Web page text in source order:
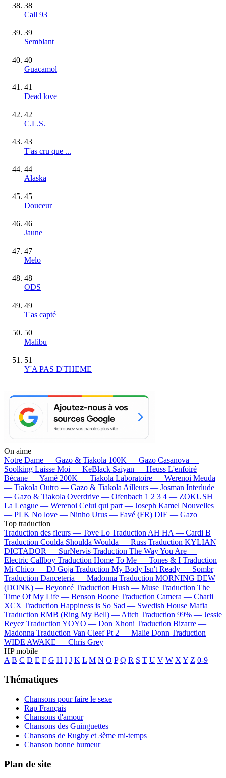
38
Call 93
39
Semblant
40
Guacamol
41
Dead love
42
C.L.S.
43
T'as cru que ...
44
Alaska
45
Douceur
46
Jaune
47
Melo
48
ODS
49
T'as capté
50
Malibu
51
Y'A PAS D'THEME
On aime
Notre Dame — Gazo & Tiakola 100K — Gazo Casanova —
Soolking Laisse Moi — KeBlack Saiyan — Heuss L'enfoiré
Bécane —Yamê 200K — Tiakola Laboratoire — Werenoi Meuda
— Tiakola Outro — Gazo & Tiakola Ailleurs — Josman Interlude
— Gazo & Tiakola Overdrive — Ofenbach 1 2 3 4 — ZOKUSH
La League — Werenoi Celui qui part — Joseph Kamel Nouvelles
— PLK No love — Ninho Urus — Favé (FR) DIE — Gazo
Top traduction
Traduction des fleurs — Tove Lo Traduction AH HA — Cardi B
Traduction Coulda Shoulda Woulda — Russ Traduction KYLIAN
DICTADOR — SurNervis Traduction The Way You Are —
Electric Callboy Traduction Home To Me — Tones & I Traduction
Mi Chico — DJ Goja Traduction My Body Isn't Ready — Sombr
Traduction Danceteria — Madonna Traduction MORNING DEW
(DONK) — Beyoncé Traduction Hush — Muse Traduction The
Time Of My Life — Benson Boone Traduction Camera — Charli
XCX Traduction Happiness is So Sad — Swedish House Mafia
Traduction RMB (Ring My Bell) — Aitch Traduction 99% — Jessie
Reyez Traduction YOYO — Don Xhoni Traduction Bizarre —
Madonna Traduction Van Cleef Pt 2 — Malie Donn Traduction
WIDE AWAKE — Chris Grey
HP mobile
A B C D E F G H I J K L M N O P Q R S T U V W X Y Z 0-9
Thématiques
Chansons pour faire le sexe
Rap Français
Chansons d'amour
Chansons des Guinguettes
Chansons de Rugby et 3ème mi-temps
Chanson bonne humeur
Plan de site